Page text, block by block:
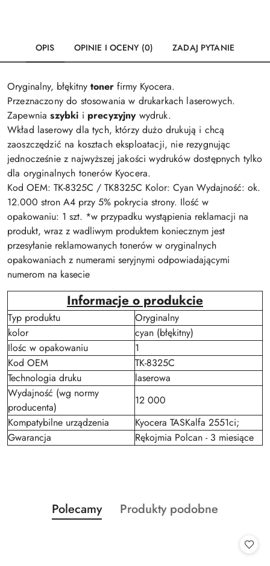
OPIS OPINIE I OCENY (0) ZADAJ PYTANIE
Oryginalny, błękitny toner firmy Kyocera.
Przeznaczony do stosowania w drukarkach laserowych.
Zapewniaszybki i precyzyjnywydruk.
Wkład laserowy dla tych, którzy dużo drukują i chcą
zaoszczędzić na kosztach eksploatacji, nie rezygnując
jednocześnie z najwyższej jakości wydruków dostępnych tylko
dla oryginalnych tonerów Kyocera.
Kod OEM: TK-8325C / TK8325C Kolor: Cyan Wydajność: ok.
12.000 stron A4 przy 5% pokrycia strony. Ilość w
opakowaniu: 1 szt. *w przypadku wystąpienia reklamacji na
produkt, wraz z wadliwym produktem koniecznym jest
przesyłanie reklamowanych tonerów w oryginalnych
opakowaniach z numerami seryjnymi odpowiadającymi
numerom na kasecie
Informacje o produkcie
Typ produktu
Oryginalny
kolor
cyan (błękitny)
Ilośc w opakowaniu
1
Kod OEM
TK-8325C
Technologia druku
laserowa
Wydajność (wg normy
producenta)
12 000
Kompatybilne urządzenia
Kyocera TASKalfa 2551ci;
Gwarancja
Rękojmia Polcan - 3 miesiące
Pomiń karuzelę produktów
Produkty
o
Polecamy
Produkty
Produkty podobne